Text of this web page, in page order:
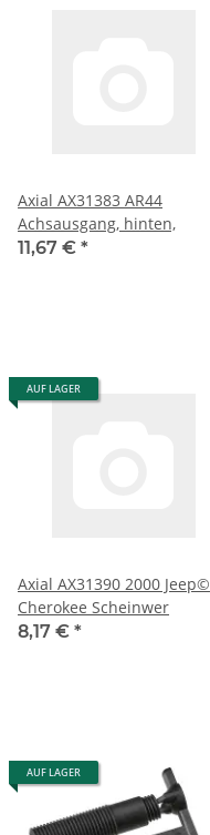
Axial AX31383 AR44
Achsausgang, hinten,
11,67 € *
AUF LAGER
Axial AX31390 2000 Jeep©
Cherokee Scheinwer
8,17 € *
AUF LAGER